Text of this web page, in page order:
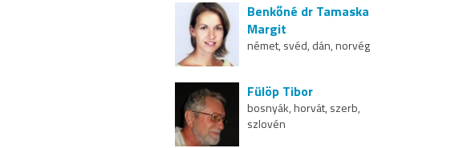
Benkőné dr Tamaska
Margit
német, svéd, dán, norvég
Fülöp Tibor
bosnyák, horvát, szerb,
szlovén